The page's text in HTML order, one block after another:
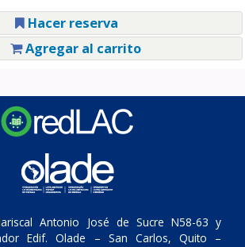
Hacer reserva
Agregar al carrito
Antonio José de Sucre N58-63 y
Edif. Olade – San Carlos, Quito –